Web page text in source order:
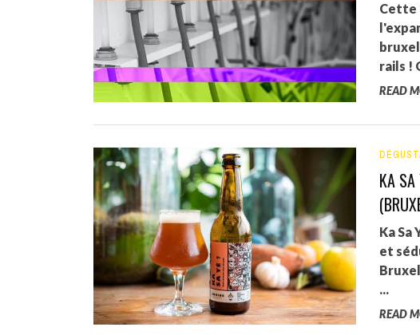
Cette
rails !
READ
KA SA
Ka Sa
et
...
READ